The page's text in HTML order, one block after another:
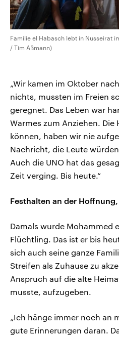
Familie el Habasch lebt in Nusseirat
/ Tim Aßmann)
„Wir kamen im Oktober
nichts, mussten im Freien
geregnet. Das Leben war
Warmes zum Anziehen.
können, haben wir nie
Nachricht, die Leute
Auch die UNO hat das
Zeit verging. Bis heute.“
Festhalten an der
Damals wurde Mohammed
Flüchtling. Das ist er bis
sich auch seine ganze
Streifen als Zuhause zu
Anspruch auf die alte
musste, aufzugeben.
„Ich hänge immer noch an
gute Erinnerungen daran.